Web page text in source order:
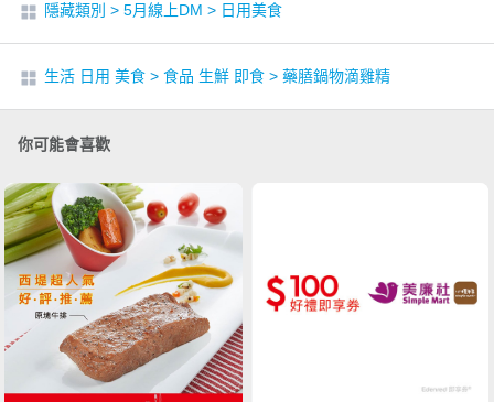
隱藏類別 > 5月線上DM > 日用美食
生活 日用 美食 > 食品 生鮮 即食 > 藥膳鍋物滴雞精
你可能會喜歡